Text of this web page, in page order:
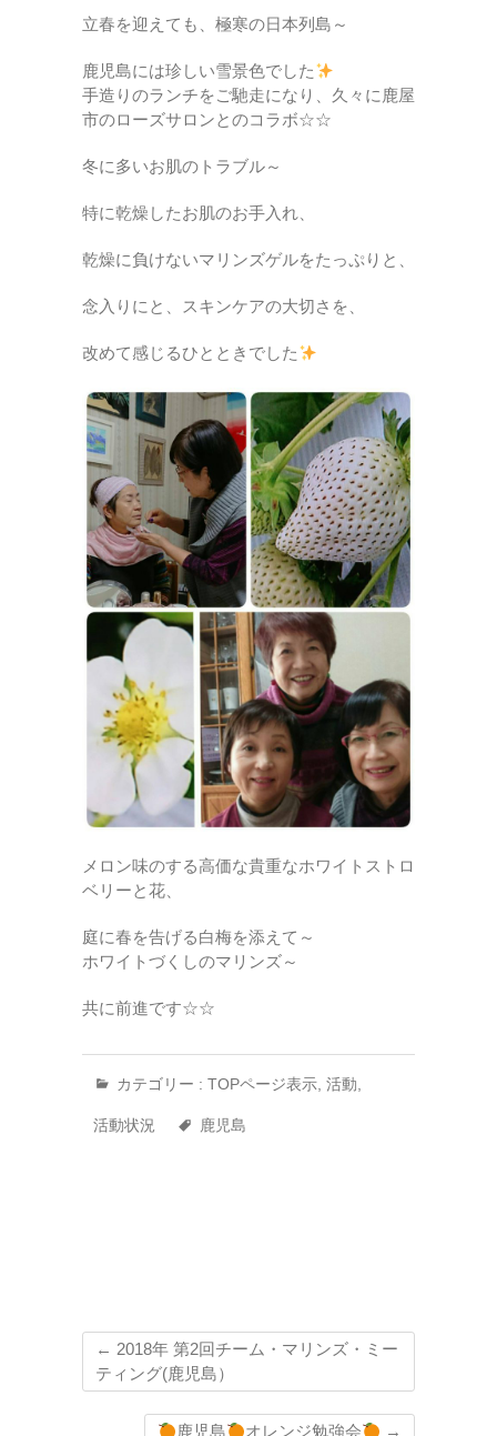
立春を迎えても、極寒の日本列島～
鹿児島には珍しい雪景色でした
手造りのランチをご馳走になり、久々に鹿屋
市のローズサロンとのコラボ☆☆
冬に多いお肌のトラブル～
特に乾燥したお肌のお手入れ、
乾燥に負けないマリンズゲルをたっぷりと、
念入りにと、スキンケアの大切さを、
改めて感じるひとときでした
メロン味のする高価な貴重なホワイトストロ
ベリーと花、
庭に春を告げる白梅を添えて～
ホワイトづくしのマリンズ～
共に前進です☆☆
カテゴリー : TOPページ表示 活動
活動状況 鹿児島
← 2018年 第2回チーム・マリンズ・ミー
ティング(鹿児島）
鹿児島 オレンジ勉強会 →